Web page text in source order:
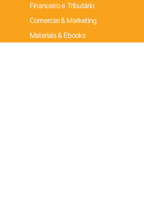
Financeiro e Tributário
Comercial & Marketing
Materiais & Ebooks